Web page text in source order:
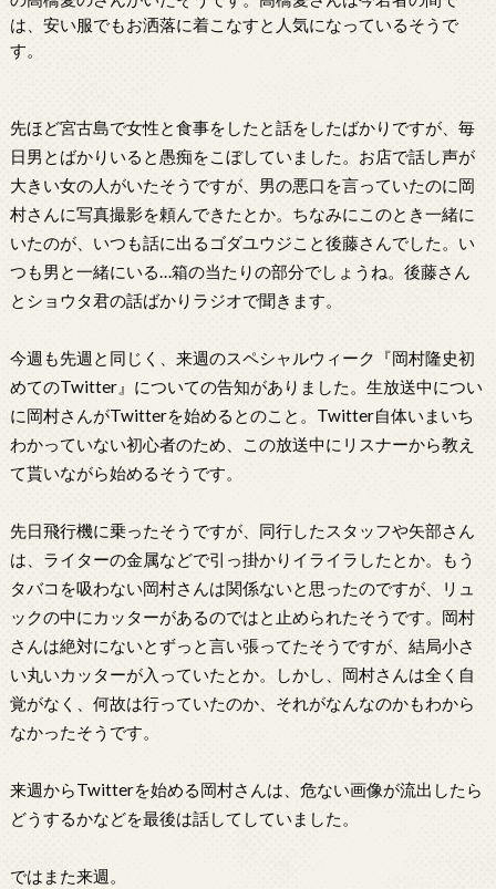
は、安い服でもお洒落に着こなすと人気になっているそうで
す。
先ほど宮古島で女性と食事をしたと話をしたばかりですが、毎
日男とばかりいると愚痴をこぼしていました。お店で話し声が
大きい女の人がいたそうですが、男の悪口を言っていたのに岡
村さんに写真撮影を頼んできたとか。ちなみにこのとき一緒に
いたのが、いつも話に出るゴダユウジこと後藤さんでした。い
つも男と一緒にいる…箱の当たりの部分でしょうね。後藤さん
とショウタ君の話ばかりラジオで聞きます。
今週も先週と同じく、来週のスペシャルウィーク『岡村隆史初
めてのTwitter』についての告知がありました。生放送中につい
に岡村さんがTwitterを始めるとのこと。Twitter自体いまいち
わかっていない初心者のため、この放送中にリスナーから教え
て貰いながら始めるそうです。
先日飛行機に乗ったそうですが、同行したスタッフや矢部さん
は、ライターの金属などで引っ掛かりイライラしたとか。もう
タバコを吸わない岡村さんは関係ないと思ったのですが、リュ
ックの中にカッターがあるのではと止められたそうです。岡村
さんは絶対にないとずっと言い張ってたそうですが、結局小さ
い丸いカッターが入っていたとか。しかし、岡村さんは全く自
覚がなく、何故は行っていたのか、それがなんなのかもわから
なかったそうです。
来週からTwitterを始める岡村さんは、危ない画像が流出したら
どうするかなどを最後は話してしていました。
ではまた来週。